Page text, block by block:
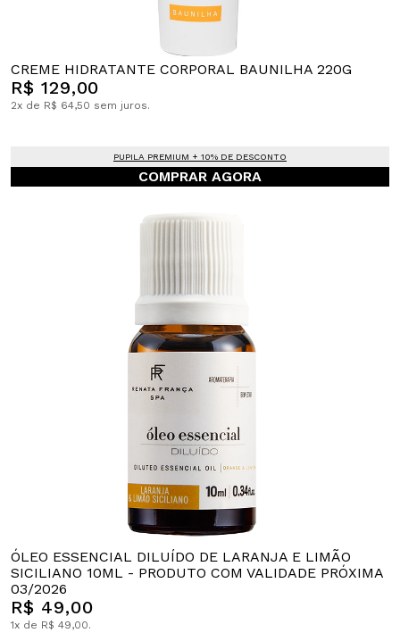
CREME HIDRATANTE CORPORAL BAUNILHA 220G
R$ 129,00
2x de R$ 64,50 sem juros.
PUPILA PREMIUM + 10% DE DESCONTO
COMPRAR AGORA
ÓLEO ESSENCIAL DILUÍDO DE LARANJA E LIMÃO
SICILIANO 10ML - PRODUTO COM VALIDADE PRÓXIMA
03/2026
R$ 49,00
1x de R$ 49,00.